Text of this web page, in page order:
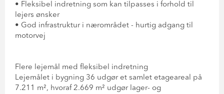
• Fleksibel indretning som kan tilpasses i forhold til
lejers ønsker
• God infrastruktur i nærområdet - hurtig adgang til
motorvej
Flere lejemål med fleksibel indretning
Lejemålet i bygning 36 udgør et samlet etageareal på
7.211 m², hvoraf 2.669 m² udgør lager- og